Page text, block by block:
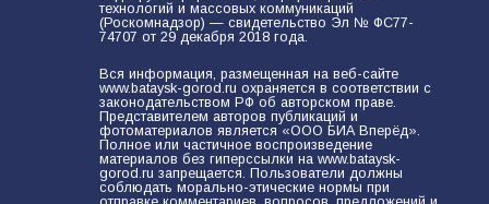
технологий и массовых коммуникаций
(Роскомнадзор) — свидетельство Эл № ФС77-
74707 от 29 декабря 2018 года.
Вся информация, размещенная на веб-сайте
www.bataysk-gorod.ru охраняется в соответствии с
законодательством РФ об авторском праве.
Представителем авторов публикаций и
фотоматериалов является «ООО БИА Вперёд».
Полное или частичное воспроизведение
материалов без гиперссылки на www.bataysk-
gorod.ru запрещается. Пользователи должны
соблюдать морально-этические нормы при